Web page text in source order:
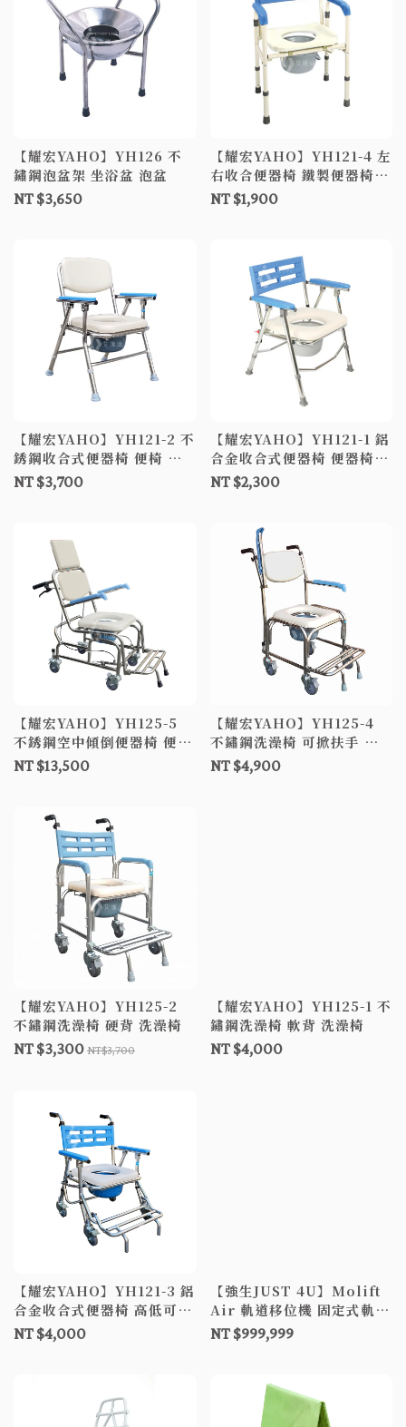
【耀宏YAHO】YH126 不
鏽鋼泡盆架 坐浴盆 泡盆
NT $3,650
【耀宏YAHO】YH121-4 左
右收合便器椅 鐵製便器椅
便器椅 便盆椅 便椅
NT $1,900
【耀宏YAHO】YH121-2 不
銹鋼收合式便器椅 便椅 便
器椅 便盆椅
NT $3,700
【耀宏YAHO】YH121-1 鋁
合金收合式便器椅 便器椅
便椅 便盆椅
NT $2,300
【耀宏YAHO】YH125-5
不銹鋼空中傾倒便器椅 便椅
便器椅 便盆椅
NT $13,500
【耀宏YAHO】YH125-4
不鏽鋼洗澡椅 可掀扶手 洗
澡椅
NT $4,900
【耀宏YAHO】YH125-2
不鏽鋼洗澡椅 硬背 洗澡椅
NT $3,300 NT$3,700
【耀宏YAHO】YH125-1 不
鏽鋼洗澡椅 軟背 洗澡椅
NT $4,000
【耀宏YAHO】YH121-3 鋁
合金收合式便器椅 高低可調
便椅 便盆椅
NT $4,000
【強生JUST 4U】Molift
Air 軌道移位機 固定式軌道
移位 行走輔助系統 懸吊式
軌道移位機 客制廠勘後報價
NT $999,999